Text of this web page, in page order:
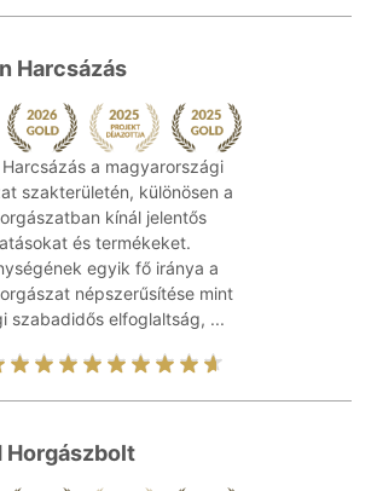
Harcsázás
a magyarországi
szakterületén, különösen a
kínál jelentős
és termékeket.
egyik fő iránya a
népszerűsítése mint
szabadidős elfoglaltság, ...
Horgászbolt